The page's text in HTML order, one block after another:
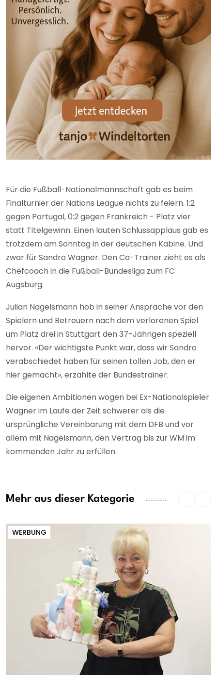
Für die Fußball-Nationalmannschaft gab es beim
Finalturnier der Nations League nichts zu feiern. 1:2
gegen Portugal, 0:2 gegen Frankreich - Platz vier
statt Titelgewinn. Einen lauten Schlussapplaus gab es
trotzdem am Sonntag in der deutschen Kabine. Und
zwar für Sandro Wagner. Den Co-Trainer zieht es als
Chefcoach in die Fußball-Bundesliga zum FC
Augsburg.
Julian Nagelsmann hob in seiner Ansprache vor den
Spielern und Betreuern nach dem verlorenen Spiel
um Platz drei in Stuttgart den 37-Jährigen speziell
hervor. «Der wichtigste Punkt war, dass wir Sandro
verabschiedet haben für seinen tollen Job, den er
hier gemacht», erzählte der Bundestrainer.
Die eigenen Ambitionen wogen bei Ex-Nationalspieler
Wagner im Laufe der Zeit schwerer als die
ursprüngliche Vereinbarung mit dem DFB und vor
allem mit Nagelsmann, den Vertrag bis zur WM im
kommenden Jahr zu erfüllen.
Mehr aus dieser Kategorie
WERBUNG